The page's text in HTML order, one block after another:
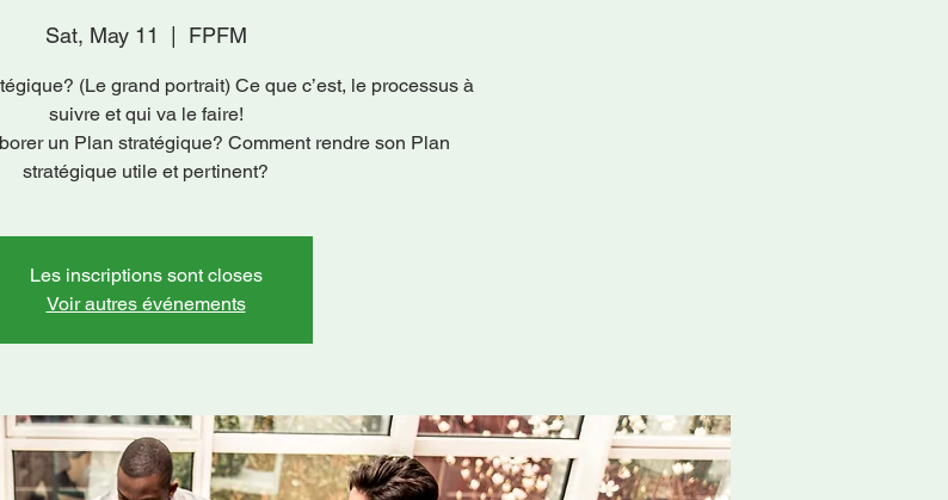
Sat, May 11 FPFM
(Le grand portrait) Ce que c’est, le processus à
suivre et qui va le faire!
un Plan stratégique? Comment rendre son Plan
Les inscriptions sont closes
Voir autres événements